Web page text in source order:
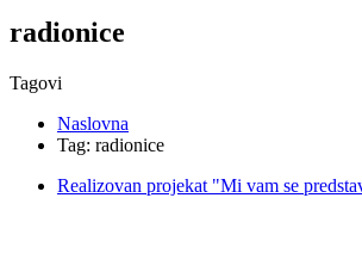
radionice
Tagovi
Naslovna
Tag: radionice
Realizovan projekat "Mi vam se